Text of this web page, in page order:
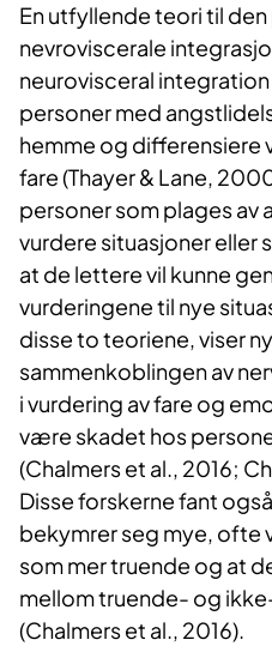
En utfyllende teori til
nevroviscerale
neurovisceral
personer med
hemme og differensiere
fare (Thayer & Lane,
personer som plages av
vurdere situasjoner eller
at de lettere vil kunne
vurderingene til nye
disse to teoriene, viser
sammenkoblingen av
i vurdering av fare og
være skadet hos
(Chalmers et al., 2016;
Disse forskerne fant
bekymrer seg mye, ofte
som mer truende og at
mellom truende- og
(Chalmers et al., 2016).